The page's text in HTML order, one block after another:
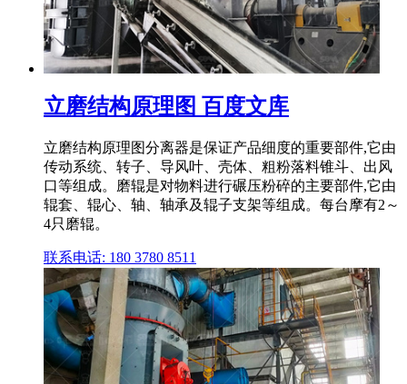
立磨结构原理图 百度文库
立磨结构原理图分离器是保证产品细度的重要部件,它由
传动系统、转子、导风叶、壳体、粗粉落料锥斗、出风
口等组成。磨辊是对物料进行碾压粉碎的主要部件,它由
辊套、辊心、轴、轴承及辊子支架等组成。每台摩有2～
4只磨辊。
联系电话: 180 3780 8511